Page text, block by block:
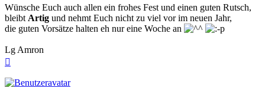
Wünsche Euch auch allen ein frohes Fest und einen guten Rutsch,
bleibt Artig und nehmt Euch nicht zu viel vor im neuen Jahr,
die guten Vorsätze halten eh nur eine Woche an
Lg Amron